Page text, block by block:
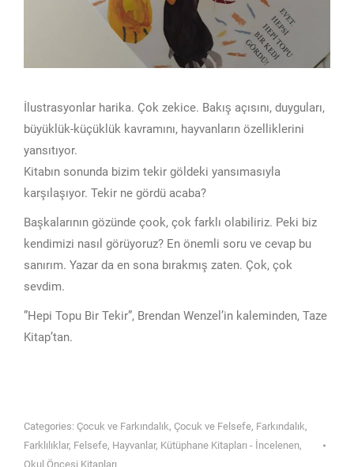
İlustrasyonlar harika. Çok zekice. Bakış açısını, duyguları,
büyüklük-küçüklük kavramını, hayvanların özelliklerini
yansıtıyor.
Kitabın sonunda bizim tekir göldeki yansımasıyla
karşılaşıyor. Tekir ne gördü acaba?
Başkalarının gözünde çook, çok farklı olabiliriz. Peki biz
kendimizi nasıl görüyoruz? En önemli soru ve cevap bu
sanırım. Yazar da en sona bırakmış zaten. Çok, çok
sevdim.
”Hepi Topu Bir Tekir”, Brendan Wenzel’in kaleminden, Taze
Kitap’tan.
Categories: Çocuk ve Farkındalık, Çocuk ve Felsefe, Farkındalık,
Farklılıklar, Felsefe, Hayvanlar, Kütüphane Kitapları - İncelenen,
Okul Öncesi Kitapları